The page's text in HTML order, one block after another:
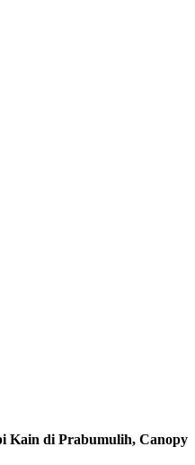
Kain di Prabumulih, Canopy